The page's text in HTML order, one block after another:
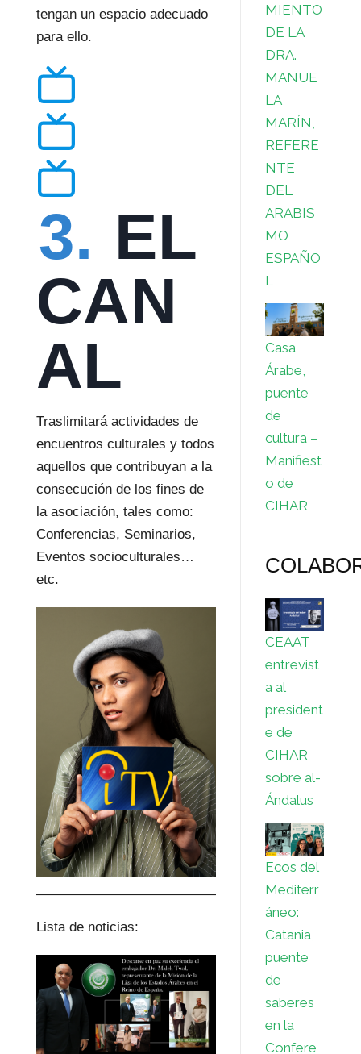
tengan un espacio adecuado
para ello.
3. EL
CAN
AL
Traslimitará actividades de
encuentros culturales y todos
aquellos que contribuyan a la
consecución de los fines de
la asociación, tales como:
Conferencias, Seminarios,
Eventos socioculturales…
etc.
Lista de noticias:
MIENTO
DE LA
DRA.
MANUE
LA
MARÍN,
REFERE
NTE
DEL
ARABIS
MO
ESPAÑO
L
Casa
Árabe,
puente
de
cultura –
Manifiest
o de
CIHAR
CEAAT
entrevist
a al
president
e de
CIHAR
sobre al-
Ándalus
Ecos del
Mediterr
áneo:
Catania,
puente
de
saberes
en la
Confere